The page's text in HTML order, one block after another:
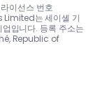
이선스 번호
Limited는 세이셸 기
입니다. 등록 주소는
Republic of